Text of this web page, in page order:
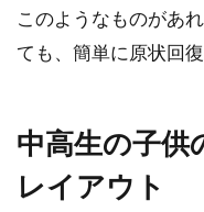
このようなものがあ
ても、簡単に原状回
中高生の子供
レイアウト